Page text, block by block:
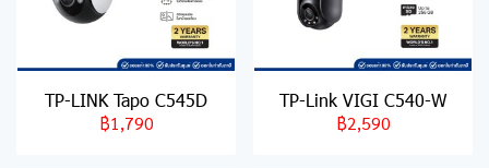
TP-LINK Tapo C545D
฿1,790
TP-Link VIGI C540-W
฿2,590